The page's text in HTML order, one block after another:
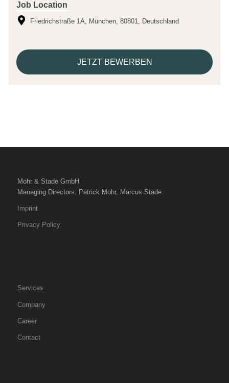
Job Location
Friedrichstraße 1A, München, 80801, Deutschland
JETZT BEWERBEN
Mohr & Stade GmbH
Managing Directors: Patrick Mohr, Marcus Stade
Imprint
Privacy Policy
Services
Company
Career
Contact